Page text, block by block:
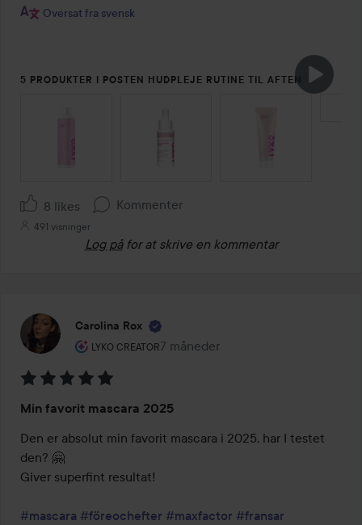
Oversat fra svensk
5 PRODUKTER I POSTEN HUDPLEJE RUTINE TIL AFTEN
8 likes Kommenter
491 visninger
Log på for at skrive en kommentar
Carolina Rox
LYKO CREATOR
Brugerens rolle: Lyko Creator.
7 måneder
Posten blev oprettet 7 måneder
5
ud
af
5
Min favorit mascara 2025
Den er absolut min favorit mascara i 2025, har I testet
den? 🤗
Giver superfint resultat!
#mascara #föreochefter #maxfactor #fransar